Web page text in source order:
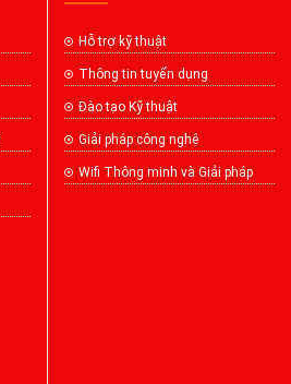
Hỗ trợ kỹ thuật
Thông tin tuyển dụng
Đào tạo Kỹ thuật
Giải pháp công nghệ
Wifi Thông minh và Giải pháp